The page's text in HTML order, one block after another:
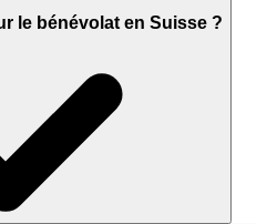
le bénévolat en Suisse ?